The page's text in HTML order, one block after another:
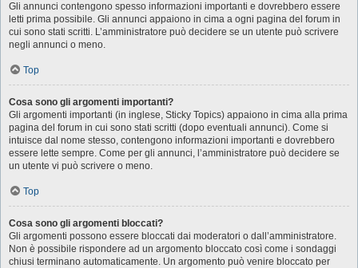
Gli annunci contengono spesso informazioni importanti e dovrebbero essere
letti prima possibile. Gli annunci appaiono in cima a ogni pagina del forum in
cui sono stati scritti. L’amministratore può decidere se un utente può scrivere
negli annunci o meno.
Top
Cosa sono gli argomenti importanti?
Gli argomenti importanti (in inglese, Sticky Topics) appaiono in cima alla prima
pagina del forum in cui sono stati scritti (dopo eventuali annunci). Come si
intuisce dal nome stesso, contengono informazioni importanti e dovrebbero
essere lette sempre. Come per gli annunci, l’amministratore può decidere se
un utente vi può scrivere o meno.
Top
Cosa sono gli argomenti bloccati?
Gli argomenti possono essere bloccati dai moderatori o dall’amministratore.
Non è possibile rispondere ad un argomento bloccato così come i sondaggi
chiusi terminano automaticamente. Un argomento può venire bloccato per